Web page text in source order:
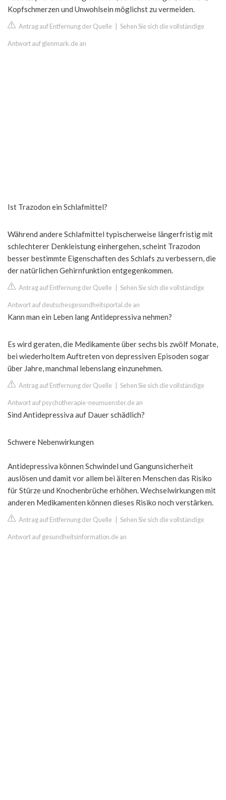
Kopfschmerzen und Unwohlsein möglichst zu vermeiden.
Antrag auf Entfernung der Quelle Sehen Sie sich die vollständige
Antwort auf glenmark.de an
Ist Trazodon ein Schlafmittel?
Während andere Schlafmittel typischerweise längerfristig mit
schlechterer Denkleistung einhergehen, scheint Trazodon
besser bestimmte Eigenschaften des Schlafs zu verbessern, die
der natürlichen Gehirnfunktion entgegenkommen.
Antrag auf Entfernung der Quelle Sehen Sie sich die vollständige
Antwort auf deutschesgesundheitsportal.de an
Kann man ein Leben lang Antidepressiva nehmen?
Es wird geraten, die Medikamente über sechs bis zwölf Monate,
bei wiederholtem Auftreten von depressiven Episoden sogar
über Jahre, manchmal lebenslang einzunehmen.
Antrag auf Entfernung der Quelle Sehen Sie sich die vollständige
Antwort auf psychotherapie-neumuenster.de an
Sind Antidepressiva auf Dauer schädlich?
Schwere Nebenwirkungen
Antidepressiva können Schwindel und Gangunsicherheit
auslösen und damit vor allem bei älteren Menschen das Risiko
für Stürze und Knochenbrüche erhöhen. Wechselwirkungen mit
anderen Medikamenten können dieses Risiko noch verstärken.
Antrag auf Entfernung der Quelle Sehen Sie sich die vollständige
Antwort auf gesundheitsinformation.de an